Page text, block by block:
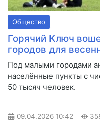
Общество
Горячий Ключ
городов для
Под малыми городами
населённые пункты с
50 тысяч человек.
09.04.2026 10:42